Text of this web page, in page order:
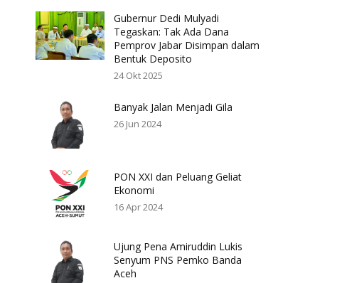
Gubernur Dedi Mulyadi
Tegaskan: Tak Ada Dana
Pemprov Jabar Disimpan dalam
Bentuk Deposito
24 Okt 2025
Banyak Jalan Menjadi Gila
26 Jun 2024
PON XXI dan Peluang Geliat
Ekonomi
16 Apr 2024
Ujung Pena Amiruddin Lukis
Senyum PNS Pemko Banda
Aceh